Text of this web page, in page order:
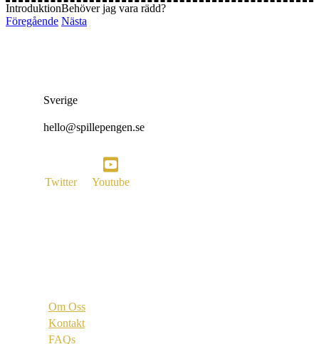
Introduktion
Föregående
Behöver jag vara rädd?
Nästa
Sverige
hello@spillepengen.se
Twitter Youtube
Om Oss
Kontakt
FAQs